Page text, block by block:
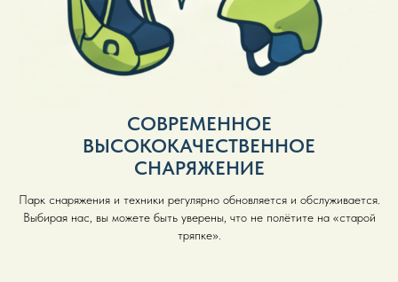
СОВРЕМЕННОЕ
ВЫСОКОКАЧЕСТВЕННОЕ
СНАРЯЖЕНИЕ
Парк снаряжения и техники регулярно обновляется и обслуживается.
Выбирая нас, вы можете быть уверены, что не полётите на «старой
тряпке».